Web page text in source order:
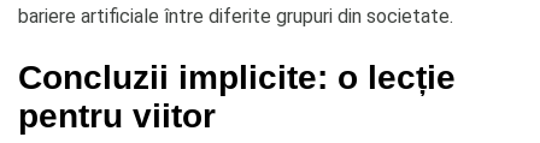
bariere artificiale între diferite grupuri din societate.
Concluzii implicite: o lecție
pentru viitor